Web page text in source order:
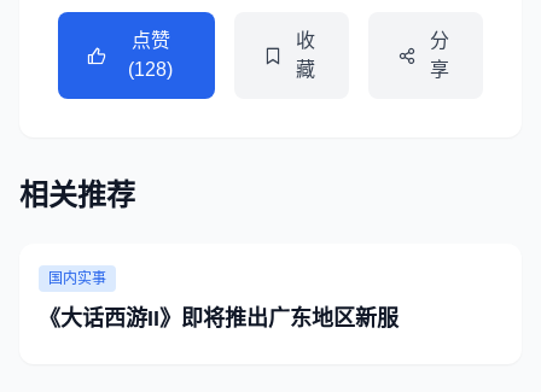
点赞
(128)
收
藏
分
享
相关推荐
国内实事
《大话西游II》即将推出广东地区新服